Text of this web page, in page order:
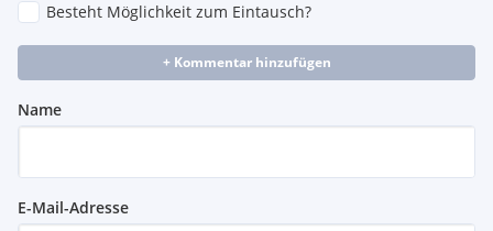
Besteht Möglichkeit zum Eintausch?
+ Kommentar hinzufügen
Name
E-Mail-Adresse